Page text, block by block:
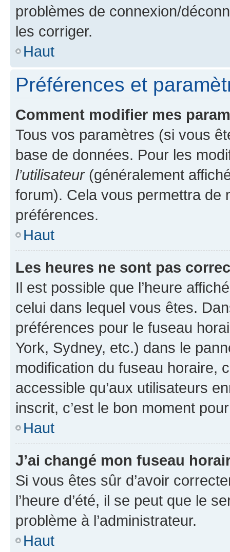
problèmes de connexion/
les corriger.
Haut
Préférences et
Comment modifier mes
Tous vos paramètres (si vous
base de données. Pour les
l’utilisateur(généralement
forum). Cela vous permettra de
préférences.
Haut
Les heures ne sont pas
Il est possible que l’heure
celui dans lequel vous êtes.
préférences pour le fuseau
York, Sydney, etc.) dans le
modification du fuseau horaire,
accessible qu’aux utilisateurs
inscrit, c’est le bon moment
Haut
J’ai changé mon fuseau
Si vous êtes sûr d’avoir
l’heure d’été, il se peut que le
problème à l’administrateur.
Haut